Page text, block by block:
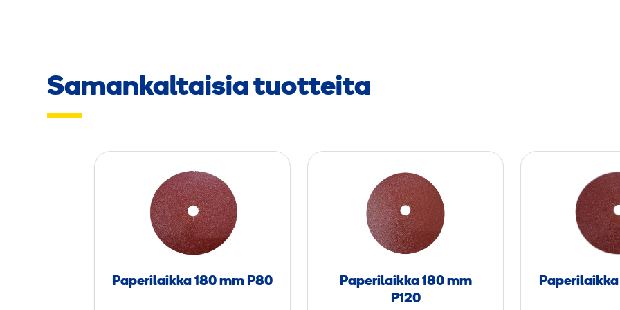
Samankaltaisia tuotteita
a
p
e
r
i
Paperilaikka 180 mm P80
a
p
e
r
i
l
a
Paperilaikka 180 mm
P120
i
Paperilaikka